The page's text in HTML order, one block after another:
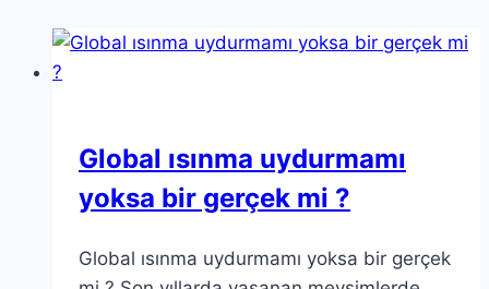
Global ısınma uydurmamı
yoksa bir gerçek mi ?
Global ısınma uydurmamı yoksa bir gerçek